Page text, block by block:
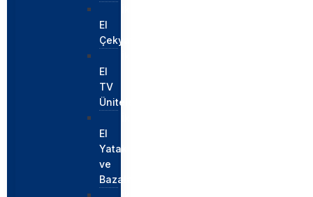
El
Çekyatlar
El
TV
Üniteleri
El
Yatak
ve
Bazalar